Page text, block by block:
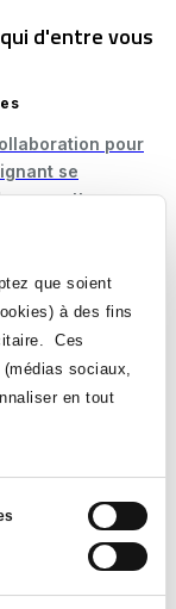
que soient
à des fins
Ces
sociaux,
en tout
d'entre vous
pour
se
soumettre sa